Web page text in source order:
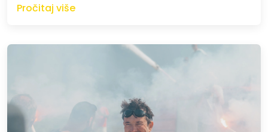
Pročitaj više